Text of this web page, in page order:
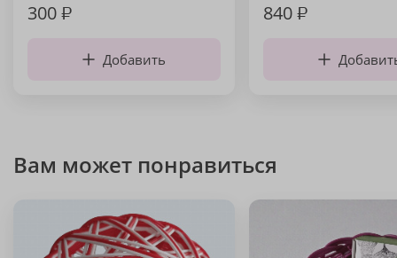
300₽
Добавить
840₽
Вам может понравиться